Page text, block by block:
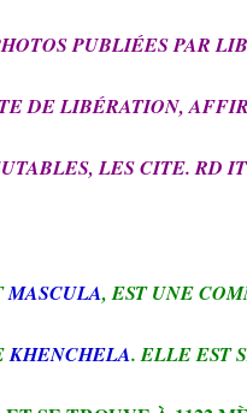
PUBLIÉES PAR
DE LIBÉRATION,
LES CITE. RD
MASCULA, EST UNE
KHENCHELA. ELLE EST